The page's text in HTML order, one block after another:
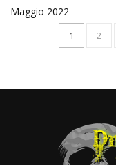
Maggio 2022
1 2